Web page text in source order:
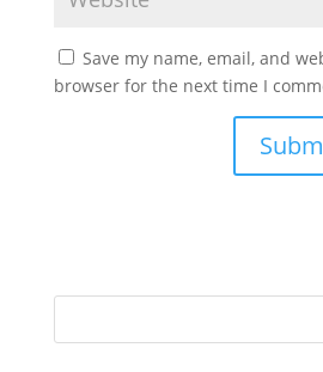
Save my name, email, and
browser for the next time I